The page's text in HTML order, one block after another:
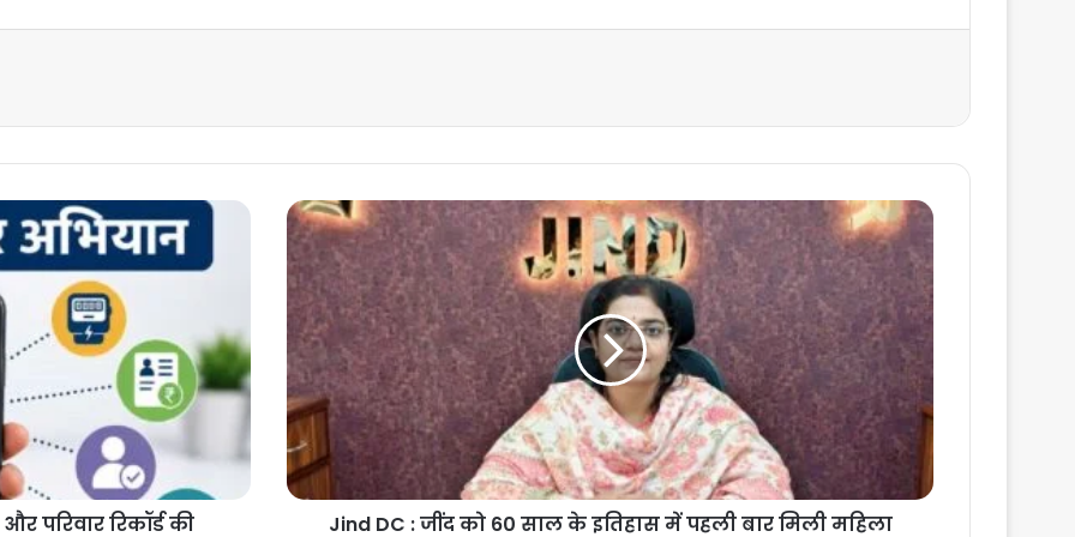
परिवार रिकॉर्ड की
Jind
DC
:
जींद
को
60
साल
के
इतिहास
में
पहली
बार
Jind DC : जींद को 60 साल के इतिहास में पहली बार मिली महिला